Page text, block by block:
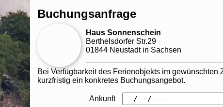
Buchungsanfrage
Haus Sonnenschein
Berthelsdorfer Str.29
01844 Neustadt in Sachsen
Bei Verfügbarkeit des Ferienobjekts im gewünschten
kurzfristig ein konkretes Buchungsangebot.
Ankunft